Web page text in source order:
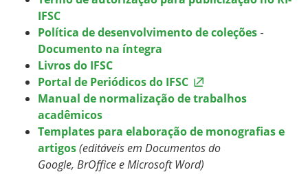
IFSC
Política de desenvolvimento de coleções -
Documento na íntegra
Livros do IFSC
Portal de Periódicos do IFSC
Manual de normalização de trabalhos
acadêmicos
Templates para elaboração de monografias e
artigos(editáveis em Documentos do
Google, BrOffice e Microsoft Word)